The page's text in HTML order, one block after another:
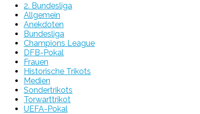
2. Bundesliga
Allgemein
Anekdoten
Bundesliga
Champions League
DFB-Pokal
Frauen
Historische Trikots
Medien
Sondertrikots
Torwarttrikot
UEFA-Pokal